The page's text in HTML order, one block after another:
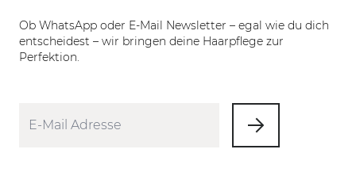
Ob WhatsApp oder E-Mail Newsletter – egal wie du dich
entscheidest – wir bringen deine Haarpflege zur
Perfektion.